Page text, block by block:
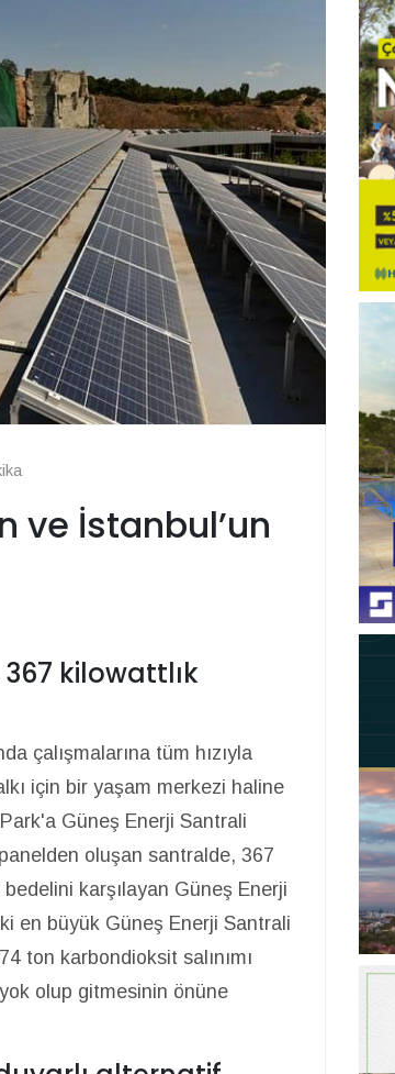
ve İstanbul’un
kilowattlık
çalışmalarına tüm hızıyla
için bir yaşam merkezi haline
Güneş Enerji Santrali
oluşan santralde, 367
karşılayan Güneş Enerji
en büyük Güneş Enerji Santrali
ton karbondioksit salınımı
olup gitmesinin önüne